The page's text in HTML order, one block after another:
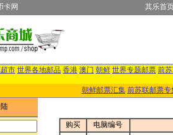
卡网 其乐首
市 世界各地邮品 香港 澳门 朝鲜 世界专题邮票 前
朝鲜邮票汇集 前苏联邮票专
购买
电脑编号